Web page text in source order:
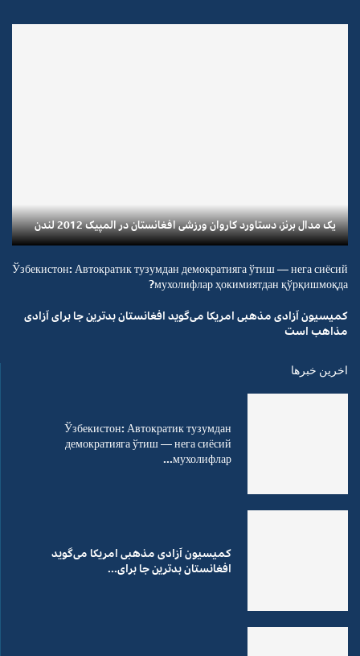
یک مدال برنز، دستاورد کاروان ورزشی افغانستان در المپیک 2012 لندن
Ўзбекистон: Автократик тузумдан демократияга ўтиш — нега сиёсий
мухолифлар ҳокимиятдан қўрқишмоқда?
کمیسیون آزادی مذهبی امریکا می‌گوید افغانستان بدترین جا برای آزادی
مذاهب است
اخرین خبرها
Ўзбекистон: Автократик тузумдан
демократияга ўтиш — нега сиёсий
мухолифлар...
کمیسیون آزادی مذهبی امریکا می‌گوید
افغانستان بدترین جا برای...